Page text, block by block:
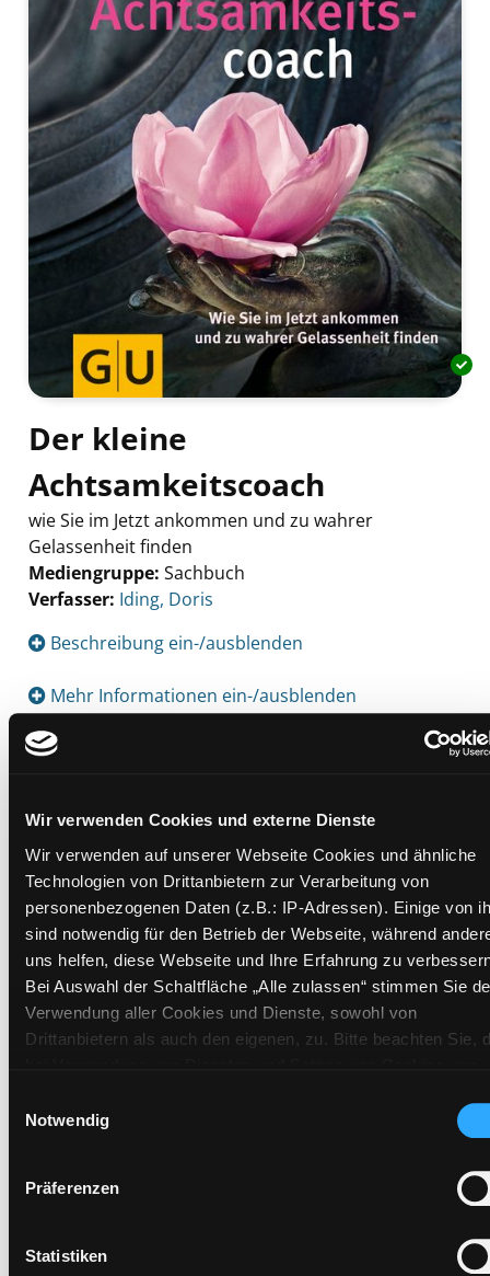
Wir verwenden Cookies und externe Dienste
Wir verwenden auf unserer Webseite Cookies und ähnliche
Technologien von Drittanbietern zur Verarbeitung von
personenbezogenen Daten (z.B.: IP-Adressen). Einige von
sind notwendig für den Betrieb der Webseite, während
uns helfen, diese Webseite und Ihre Erfahrung zu
Bei Auswahl der Schaltfläche „Alle zulassen“ stimmen Sie
Verwendung aller Cookies und Dienste, sowohl von
Drittanbietern als auch den eigenen, zu. Bitte beachten Sie,
(Länder außerhalb des EWR ohne adäquates
Datenschutzniveau) stattfinden kann. In diesem
ausgeschlossen werden. Eine Verarbeitung durch solche
Einwilligung erteilen („Auswahl erlauben“) oder auf die
Notwendig
Präferenzen
Statistiken
Der kleine
Achtsamkeitscoach
wie Sie im Jetzt ankommen und zu wahrer
Gelassenheit finden
Mediengruppe: Sachbuch
Verfasser: Suche nach diesem Verfasser
Iding, Doris
Beschreibung ein-/ausblenden
Mehr Informationen ein-/ausblenden
Zweigstelle:
Ost - Schillerstraße
Signatur:PP.Y IDI
Standort 2:Ausleihe
Status:Verfügbar
Vorbestellungen:0
Mediengruppe:
Sachbuch
Frist:
Standort 2: